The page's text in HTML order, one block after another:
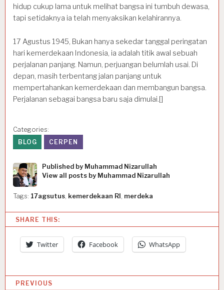
hidup cukup lama untuk melihat bangsa ini tumbuh dewasa,
tapi setidaknya ia telah menyaksikan kelahirannya.
17 Agustus 1945, Bukan hanya sekedar tanggal peringatan
hari kemerdekaan Indonesia, ia adalah titik awal sebuah
perjalanan panjang. Namun, perjuangan belumlah usai. Di
depan, masih terbentang jalan panjang untuk
mempertahankan kemerdekaan dan membangun bangsa.
Perjalanan sebagai bangsa baru saja dimulai.[]
Categories:
BLOG
CERPEN
Published by Muhammad Nizarullah
View all posts by Muhammad Nizarullah
Tags: 17agsutus kemerdekaan RI merdeka
SHARE THIS:
Twitter Facebook WhatsApp
PREVIOUS